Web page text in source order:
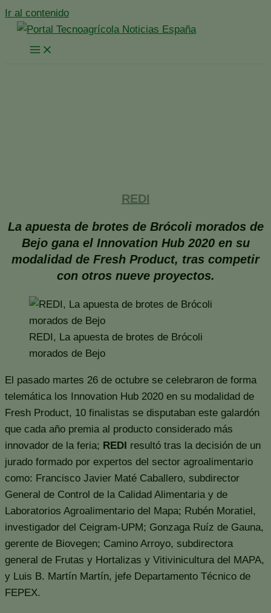
Ir al contenido
REDI
La apuesta de brotes de Brócoli morados de
Bejo gana el Innovation Hub 2020 en su
modalidad de Fresh Product, tras competir
con otros nueve proyectos.
REDI, La apuesta de brotes de Brócoli
morados de Bejo
El pasado martes 26 de octubre se celebraron de forma
telemática los Innovation Hub 2020 en su modalidad de
Fresh Product, 10 finalistas se disputaban este galardón
que cada año premia al producto considerado más
innovador de la feria; REDI resultó tras la decisión de un
jurado formado por expertos del sector agroalimentario
como: Francisco Javier Maté Caballero, subdirector
General de Control de la Calidad Alimentaria y de
Laboratorios Agroalimentario del Mapa; Rubén Moratiel,
investigador del Ceigram-UPM; Gonzaga Ruíz de Gauna,
gerente de Biovegen; Camino Arroyo, subdirectora
general de Frutas y Hortalizas y Vitivinicultura del MAPA,
y Luis B. Martín Martín, jefe Departamento Técnico de
FEPEX.